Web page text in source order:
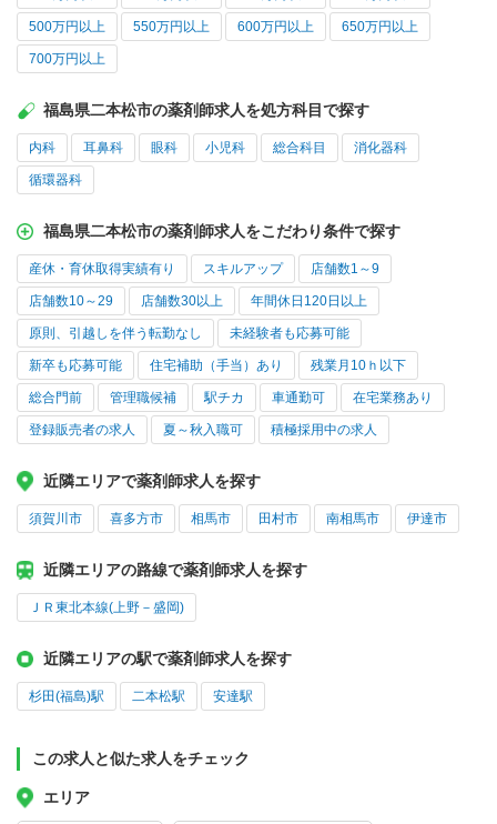
500万円以上 550万円以上 600万円以上 650万円以上
700万円以上
福島県二本松市の薬剤師求人を処方科目で探す
内科 耳鼻科 眼科 小児科 総合科目 消化器科
循環器科
福島県二本松市の薬剤師求人をこだわり条件で探す
産休・育休取得実績有り スキルアップ 店舗数1～9
店舗数10～29 店舗数30以上 年間休日120日以上
原則、引越しを伴う転勤なし 未経験者も応募可能
新卒も応募可能 住宅補助（手当）あり 残業月10ｈ以下
総合門前 管理職候補 駅チカ 車通勤可 在宅業務あり
登録販売者の求人 夏～秋入職可 積極採用中の求人
近隣エリアで薬剤師求人を探す
須賀川市 喜多方市 相馬市 田村市 南相馬市 伊達市
近隣エリアの路線で薬剤師求人を探す
ＪＲ東北本線(上野－盛岡)
近隣エリアの駅で薬剤師求人を探す
杉田(福島)駅 二本松駅 安達駅
この求人と似た求人をチェック
エリア